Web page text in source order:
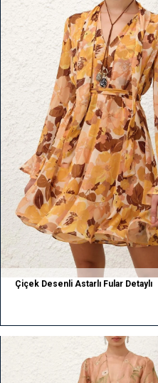
Çiçek Desenli Astarlı Fular Detaylı